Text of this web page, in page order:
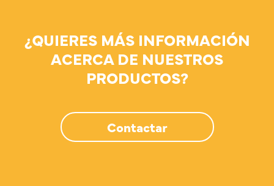
¿QUIERES MÁS INFORMACIÓN
ACERCA DE NUESTROS
PRODUCTOS?
Contactar